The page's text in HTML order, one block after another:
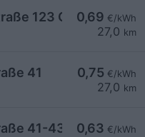
0,69 €/kWh
27,0 km
123 Oberwart
0,75 €/kWh
27,0 km
41
0,63 €/kWh
41-43